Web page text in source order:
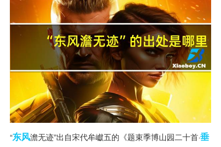
“东风澹无迹”出自宋代牟巘五的《题束季博山园二十首·垂